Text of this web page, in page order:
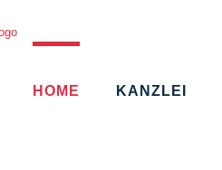
HOME KANZLEI